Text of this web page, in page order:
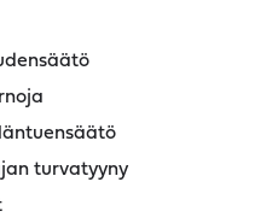
turvatyyny